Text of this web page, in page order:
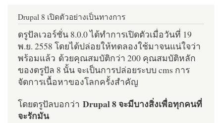
Drupal 8 เปิดตัวอย่างเป็นทางการ
ดรูปัลเวอร์ชั่น 8.0.0 ได้ทำการเปิดตัวเมื่อวันที่ 19
พ.ย. 2558 โดยได้ปล่อยให้ทดลองใช้มาจนแน่ใจว่า
พร้อมแล้ว ด้วยคุณสมบัติกว่า 200 คุณสมบัติหลัก
ของดรูปัล 8 นั้น จะเป็นการปล่อยระบบ cms การ
จัดการเนื้อหาของโลกครั้งสำคัญ
โดยดรูปัลบอกว่า Drupal 8 จะมีบางสิ่งเพื่อทุกคนที่
จะรักมัน